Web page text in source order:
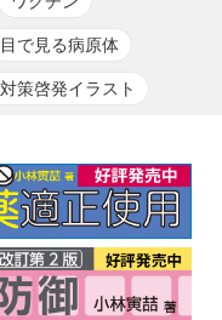
目で見る病原体
策啓発イラスト